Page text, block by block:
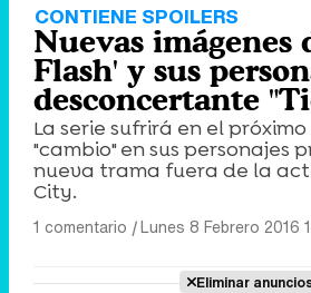
CONTIENE SPOILERS
Nuevas imágenes
Flash' y sus
desconcertante
La serie sufrirá en el
"cambio" en sus personajes
nueva trama fuera de la
City.
1 comentario |Lunes 8 Febrero 2016
Eliminar